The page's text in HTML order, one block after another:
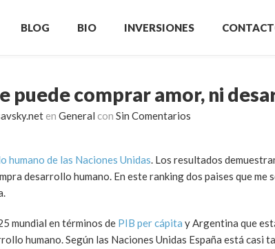
BLOG BIO INVERSIONES
puede comprar amor, ni
en General con Sin Comentarios
humano de las Naciones Unidas. Los resultados
desarrollo humano. En este ranking dos paises que me
mundial en términos de PIB per cápita y Argentina que
humano. Según las Naciones Unidas España está casi